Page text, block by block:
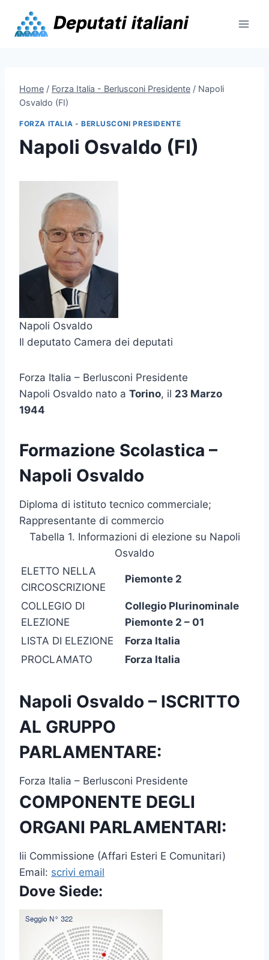
content
Home / Forza Italia - Berlusconi Presidente / Napoli
Osvaldo (FI)
FORZA ITALIA - BERLUSCONI PRESIDENTE
Napoli Osvaldo (FI)
Napoli Osvaldo
Il deputato Camera dei deputati
Forza Italia – Berlusconi Presidente
Napoli Osvaldo nato a Torino, il 23 Marzo
1944
Formazione Scolastica –
Napoli Osvaldo
Diploma di istituto tecnico commerciale;
Rappresentante di commercio
Tabella 1. Informazioni di elezione su Napoli
Osvaldo
ELETTO NELLA
CIRCOSCRIZIONE
Piemonte 2
COLLEGIO DI
ELEZIONE
Collegio Plurinominale
Piemonte 2 – 01
LISTA DI ELEZIONE
Forza Italia
PROCLAMATO
Forza Italia
Napoli Osvaldo – ISCRITTO
AL GRUPPO
PARLAMENTARE:
Forza Italia – Berlusconi Presidente
COMPONENTE DEGLI
ORGANI PARLAMENTARI:
Iii Commissione (Affari Esteri E Comunitari)
Email: scrivi email
Dove Siede: